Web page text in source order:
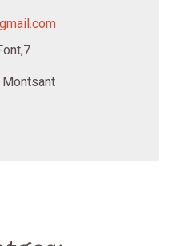
Montsant